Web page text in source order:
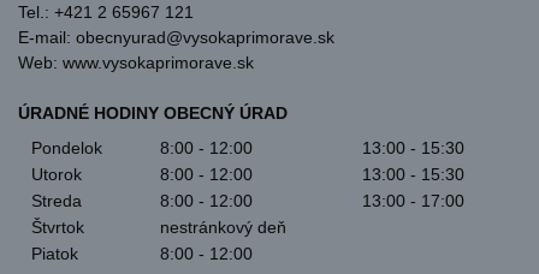
Tel.: +421 2 65967 121
E-mail: obecnyurad@vysokaprimorave.sk
Web: www.vysokaprimorave.sk
ÚRADNÉ HODINY OBECNÝ ÚRAD
Pondelok
8:00 - 12:00
13:00 - 15:30
Utorok
8:00 - 12:00
13:00 - 15:30
Streda
8:00 - 12:00
13:00 - 17:00
Štvrtok
nestránkový deň
Piatok
8:00 - 12:00